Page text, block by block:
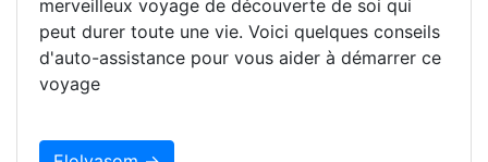
merveilleux voyage de découverte de soi qui
peut durer toute une vie. Voici quelques conseils
d'auto-assistance pour vous aider à démarrer ce
voyage